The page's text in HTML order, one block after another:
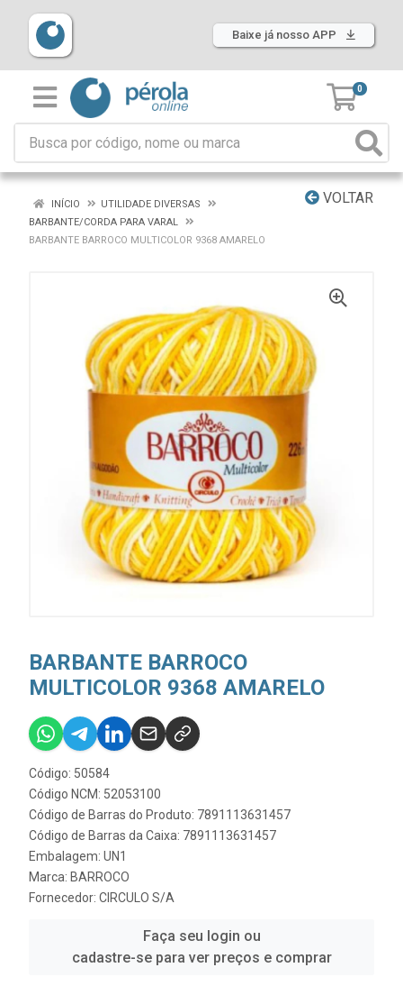
Baixe já nosso APP
0
VOLTAR
INÍCIO
UTILIDADE DIVERSAS
BARBANTE/CORDA PARA VARAL
BARBANTE BARROCO MULTICOLOR 9368 AMARELO
BARBANTE BARROCO
MULTICOLOR 9368 AMARELO
Código: 50584
Código NCM: 52053100
Código de Barras do Produto: 7891113631457
Código de Barras da Caixa: 7891113631457
Embalagem: UN1
Marca: BARROCO
Fornecedor: CIRCULO S/A
Faça seu login ou
cadastre-se para ver preços e comprar